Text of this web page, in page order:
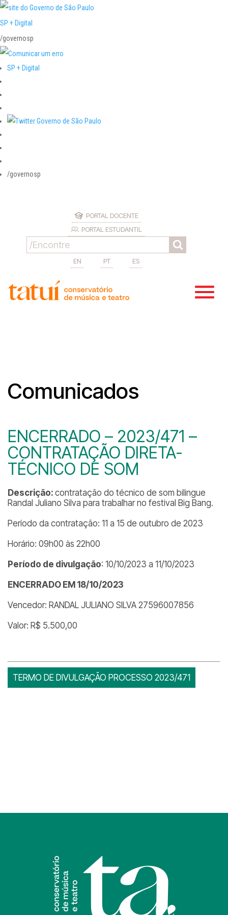
SP + Digital
/governosp
SP + Digital
/governosp
PORTAL DOCENTE
PORTAL ESTUDANTIL
EN PT ES
Comunicados
ENCERRADO – 2023/471 –
CONTRATAÇÃO DIRETA-
TÉCNICO DE SOM
Descrição: contratação do técnico de som bilingue
Randal Juliano Silva para trabalhar no festival Big Bang.
Período da contratação: 11 a 15 de outubro de 2023
Horário: 09h00 às 22h00
Período de divulgação: 10/10/2023 a 11/10/2023
ENCERRADO EM 18/10/2023
Vencedor: RANDAL JULIANO SILVA 27596007856
Valor: R$ 5.500,00
TERMO DE DIVULGAÇÃO PROCESSO 2023/471